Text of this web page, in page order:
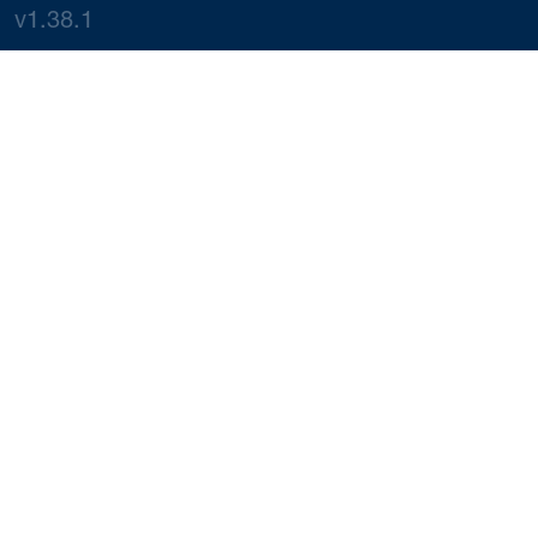
v1.38.1